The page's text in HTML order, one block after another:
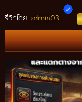
รีวิวโดย admin03